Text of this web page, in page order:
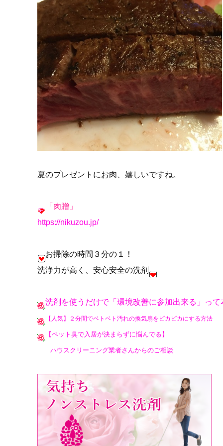
夏のプレゼントにお肉、嬉しいですね。
「肉贈」
https://nikuzou.jp/
お掃除の時間 ３ 分の１！
洗浄力が高く、安心安全の洗剤
洗剤を使うだけで「環境改善に参加出来る」って
【人気】２分間でベトベト汚れの換気扇をピカピカにする方法
【ペット臭で入居が決まらずに悩んでる】
ハウスクリーニング業者さんからのご相談